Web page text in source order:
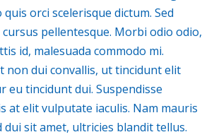
orci scelerisque dictum. Sed
pellentesque. Morbi odio odio,
id, malesuada commodo mi.
non dui convallis, ut tincidunt elit
eu tincidunt dui. Suspendisse
at elit vulputate iaculis. Nam mauris
sit amet, ultricies blandit tellus.